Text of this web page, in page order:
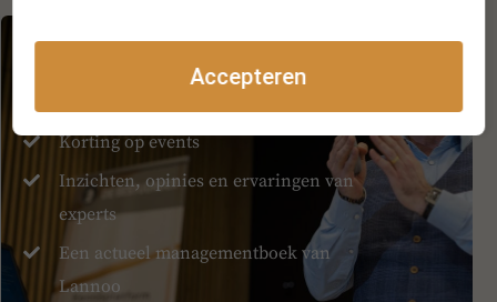
Abonneer je en krijg:
Korting op events
Inzichten, opinies en ervaringen van
experts
Een actueel managementboek van
Lannoo
Accepteren